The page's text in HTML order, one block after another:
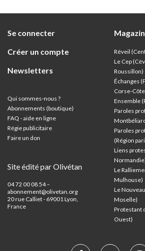
Se connecter
Créer un compte
Newsletters
Qui sommes-nous ?
Abonnements (boutique)
FAQ - aide en ligne
Régie publicitaire
Faire un don
Site édité par Olivétan
04 72 00 08 54 –
abonnement@olivetan.org
20 rue Calliet - 69001 Lyon,
France
Réveil
Le Cep
Roussillon)
Échanges
Corse-
Ensemble
Paroles
Paroles
(Région
Liens
Le
Mulhouse)
Le
Moselle)
Protestant
Ouest)